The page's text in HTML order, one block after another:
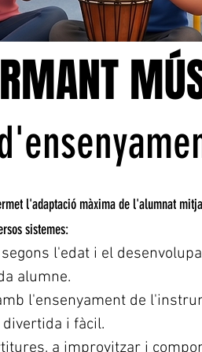
l'adaptació màxima de l'alumnat
sistemes:
l'edat i el
alumne.
l'ensenyament de
i fàcil.
a improvitzar i